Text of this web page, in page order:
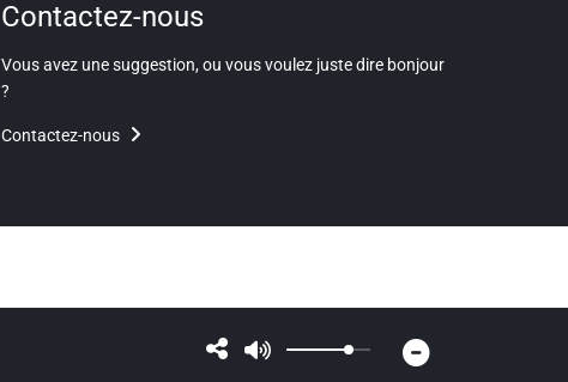
Contactez-nous
Vous avez une suggestion, ou vous voulez juste dire bonjour
?
Contactez-nous